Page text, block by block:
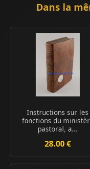
Dans la
Instructions sur les
fonctions du
pastoral, a...
28.00 €